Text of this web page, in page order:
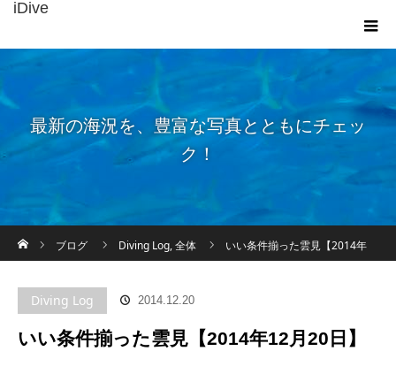
iDive
最新の海況を、豊富な写真とともにチェッ
ク！
ブログ
Diving Log,全体 いい条件揃った雲見【2014年
Diving Log 2014.12.20
いい条件揃った雲見【2014年12月20日】